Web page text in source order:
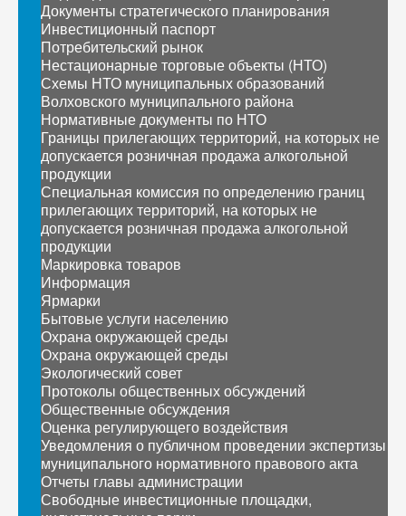
Документы стратегического планирования
Инвестиционный паспорт
Потребительский рынок
Нестационарные торговые объекты (НТО)
Схемы НТО муниципальных образований
Волховского муниципального района
Нормативные документы по НТО
Границы прилегающих территорий, на которых не
допускается розничная продажа алкогольной
продукции
Специальная комиссия по определению границ
прилегающих территорий, на которых не
допускается розничная продажа алкогольной
продукции
Маркировка товаров
Информация
Ярмарки
Бытовые услуги населению
Охрана окружающей среды
Охрана окружающей среды
Экологический совет
Протоколы общественных обсуждений
Общественные обсуждения
Оценка регулирующего воздействия
Уведомления о публичном проведении экспертизы
муниципального нормативного правового акта
Отчеты главы администрации
Свободные инвестиционные площадки,